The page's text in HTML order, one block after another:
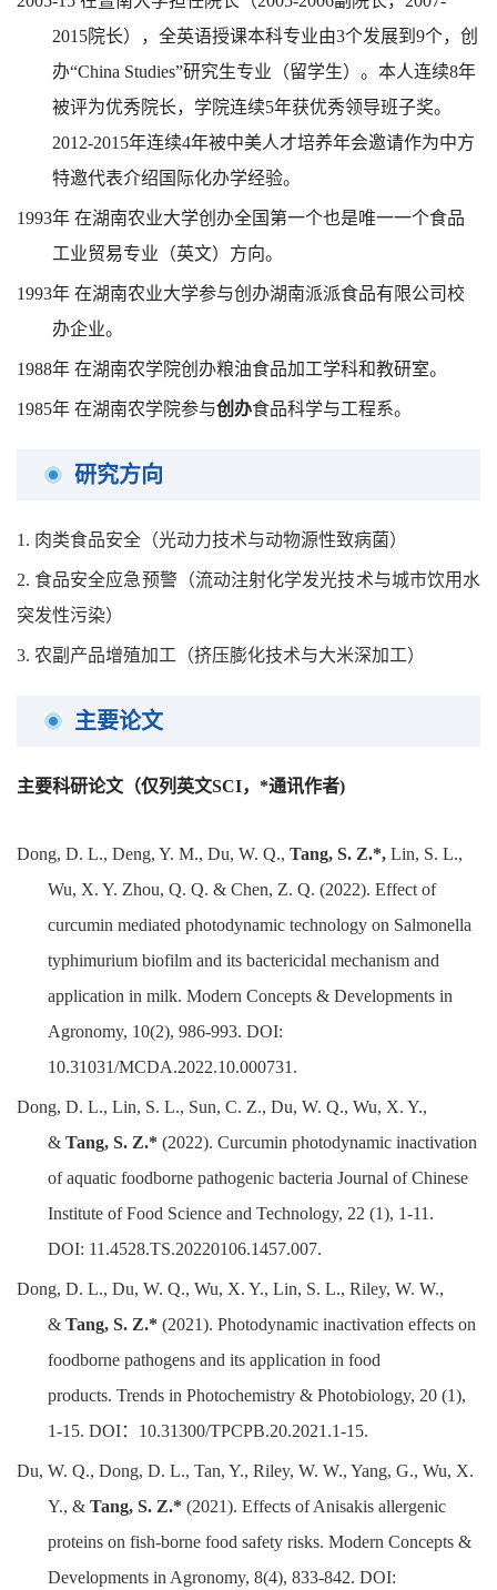
2015院长），全英语授课本科专业由3个发展到 9个，创
办“China Studies”研究生专业（留学生）。本人连续8年
被评为优秀院长，学院连续5年获优秀领导班子奖。
2012-2015年连续4年被中美人才培养年会邀请作为中方
特邀代表介绍国际化办学经验。
1993年 在湖南农业大学创办全国第一个也是唯一一个食品
工业贸易专业（英文）方向。
1993年 在湖南农业大学参与创办湖南派派食品有限公司校
办企业。
1988年 在湖南农学院创办粮油食品加工学科和教研室。
1985年 在湖南农学院参与创办食品科学与工程系。
研究方向
1. 肉类食品安全（光动力技术与动物源性致病菌）
2.食品安全应急预警（流动注射化学发光技术与城市饮用水
突发性污染）
3. 农副产品增殖加工（挤压膨化技术与大米深加工）
主要论文
主要科研论文（仅列英文SCI， *通讯作者)
Dong, D. L., Deng, Y. M., Du, W. Q., Tang, S. Z.*, Lin, S. L.,
Wu, X. Y. Zhou, Q. Q. & Chen, Z. Q. (2022). Effect of
curcumin mediated photodynamic technology on Salmonella
typhimurium biofilm and its bactericidal mechanism and
application in milk. Modern Concepts & Developments in
Agronomy, 10(2), 986-993. DOI:
10.31031/MCDA.2022.10.000731.
Dong, D. L., Lin, S. L., Sun, C. Z., Du, W. Q., Wu, X. Y.,
& Tang, S. Z.* (2022). Curcumin photodynamic inactivation
of aquatic foodborne pathogenic bacteria Journal of Chinese
Institute of Food Science and Technology, 22 (1), 1-11.
DOI: 11.4528.TS.20220106.1457.007.
Dong, D. L., Du, W. Q., Wu, X. Y., Lin, S. L., Riley, W. W.,
& Tang, S. Z.* (2021). Photodynamic inactivation effects on
foodborne pathogens and its application in food
products. Trends in Photochemistry & Photobiology, 20 (1),
1-15. DOI： 10.31300/TPCPB.20.2021.1-15.
Du, W. Q., Dong, D. L., Tan, Y., Riley, W. W., Yang, G., Wu, X.
Y., & Tang, S. Z.* (2021). Effects of Anisakis allergenic
proteins on fish-borne food safety risks. Modern Concepts &
Developments in Agronomy, 8(4), 833-842. DOI: